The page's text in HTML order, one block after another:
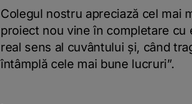
Colegul nostru apreciază cel mai
proiect nou vine în completare cu
real sens al cuvântului și, când
întâmplă cele mai bune lucruri”.